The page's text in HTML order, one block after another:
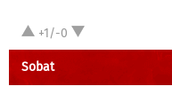
+1/-0
Sobat